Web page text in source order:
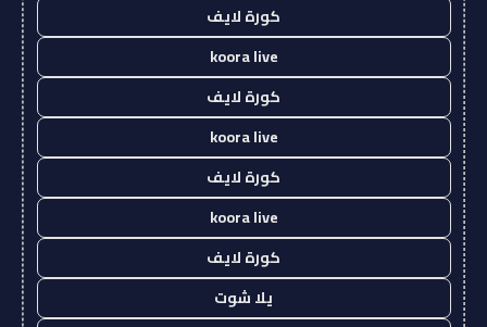
كورة لايف
koora live
كورة لايف
koora live
كورة لايف
koora live
كورة لايف
يلا شوت